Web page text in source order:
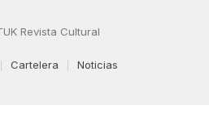
Revista Cultural
Cartelera Noticias